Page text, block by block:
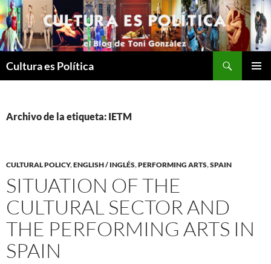
Saltar
al
contenido
Cultura es Política
Archivo de la etiqueta: IETM
CULTURAL POLICY,ENGLISH / INGLÉS,PERFORMING ARTS,SPAIN
SITUATION OF THE
CULTURAL SECTOR AND
THE PERFORMING ARTS IN
SPAIN